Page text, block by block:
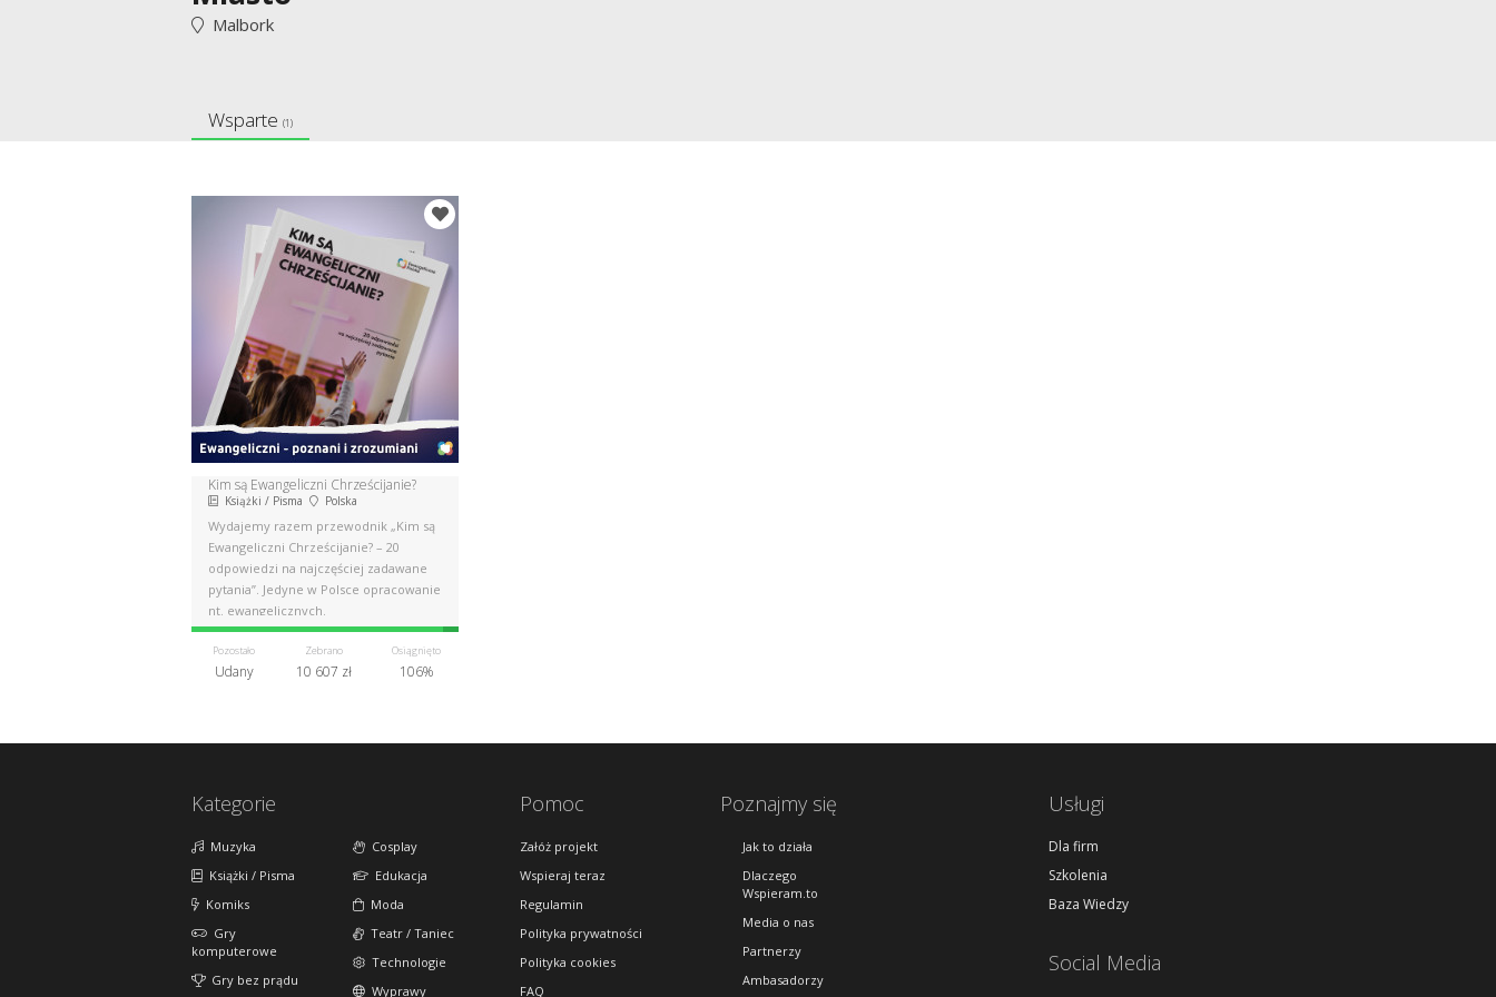
Malbork
Wsparte (1)
Kim są Ewangeliczni Chrześcijanie?
Książki / Pisma Polska
Wydajemy razem przewodnik „Kim są
Ewangeliczni Chrześcijanie? – 20
odpowiedzi na najczęściej zadawane
pytania”. Jedyne w Polsce opracowanie
nt. ewangelicznych.
Pozostało
Udany
Zebrano
10 607 zł
Osiągnięto
106%
Kategorie
Muzyka
Książki / Pisma
Komiks
Gry
komputerowe
Gry bez prądu
Cosplay
Edukacja
Moda
Teatr / Taniec
Technologie
Wyprawy
Pomoc
Załóż projekt
Wspieraj teraz
Regulamin
Polityka prywatności
Polityka cookies
FAQ
Poznajmy się
Jak to działa
Dlaczego
Wspieram.to
Media o nas
Partnerzy
Ambasadorzy
Usługi
Dla firm
Szkolenia
Baza Wiedzy
Social Media